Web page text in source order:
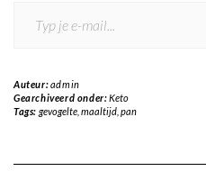
Auteur:admin
Gearchiveerd onder:Keto
Tags: gevogelte, maaltijd, pan